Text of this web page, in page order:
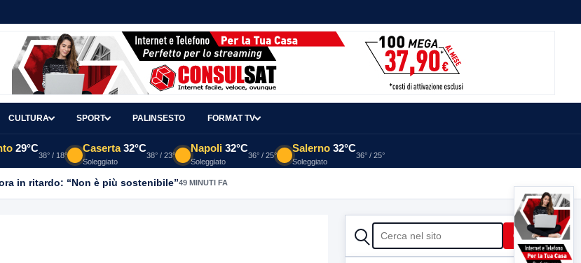
CULTURA SPORT PALINSESTO FORMAT TV
29°C
38° / 18°
Caserta 32°C
Soleggiato
38° / 23°
Napoli 32°C
Soleggiato
36° / 25°
Salerno 32°C
Soleggiato
36° / 25°
in ritardo: “Non è più sostenibile”49 MINUTI FA
CERCA Cerca